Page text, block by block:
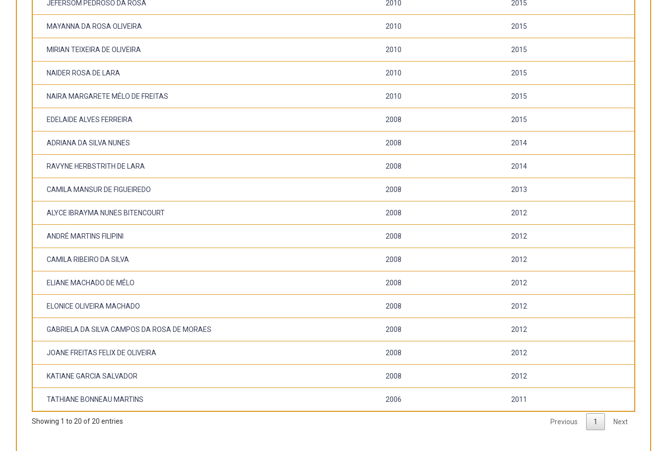
JEFERSOM PEDROSO DA ROSA 2010 2015
MAYANNA DA ROSA OLIVEIRA 2010 2015
MIRIAN TEIXEIRA DE OLIVEIRA 2010 2015
NAIDER ROSA DE LARA 2010 2015
NAIRA MARGARETE MÉLO DE FREITAS 2010 2015
EDELAIDE ALVES FERREIRA 2008 2015
ADRIANA DA SILVA NUNES 2008 2014
RAVYNE HERBSTRITH DE LARA 2008 2014
CAMILA MANSUR DE FIGUEIREDO 2008 2013
ALYCE IBRAYMA NUNES BITENCOURT 2008 2012
ANDRÉ MARTINS FILIPINI 2008 2012
CAMILA RIBEIRO DA SILVA 2008 2012
ELIANE MACHADO DE MÉLO 2008 2012
ELONICE OLIVEIRA MACHADO 2008 2012
GABRIELA DA SILVA CAMPOS DA ROSA DE MORAES 2008 2012
JOANE FREITAS FELIX DE OLIVEIRA 2008 2012
KATIANE GARCIA SALVADOR 2008 2012
TATHIANE BONNEAU MARTINS 2006 2011
Showing 1 to 20 of 20 entries Previous 1 Next